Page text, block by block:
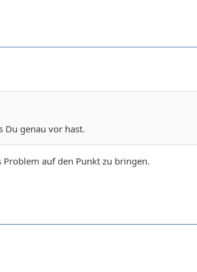
Du genau vor hast.
Problem auf den Punkt zu bringen.